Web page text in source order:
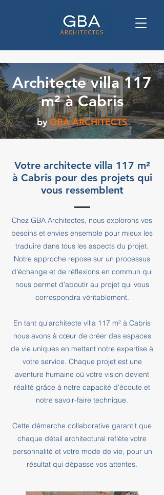
Architecte villa 117
m² à Cabris
by GBA ARCHITECTS
Votre architecte villa 117 m²
à Cabris pour des projets qui
vous ressemblent
Chez GBA Architectes, nous explorons vos
besoins et envies ensemble pour mieux les
traduire dans tous les aspects du projet.
Notre approche repose sur un processus
d'échange et de réflexions en commun qui
nous permet d'aboutir au projet qui vous
correspondra véritablement.
En tant qu'architecte villa 117 m² à Cabris
nous avons à cœur de créer des espaces
de vie uniques en mettant notre expertise à
votre service. Chaque projet est une
aventure humaine où votre vision devient
réalité grâce à notre capacité d'écoute et
notre savoir-faire technique.
Cette démarche collaborative garantit que
chaque détail architectural reflète votre
personnalité et votre mode de vie, pour un
résultat qui dépasse vos attentes.